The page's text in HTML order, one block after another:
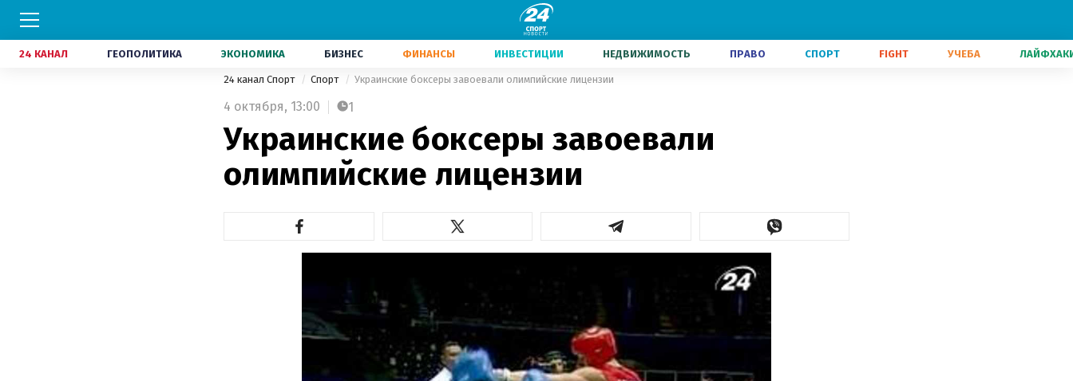
24 КАНАЛ ГЕОПОЛИТИКА ЭКОНОМИКА БИЗНЕС ФИНАНСЫ ИНВЕСТИЦИИ НЕДВИЖИМОСТЬ ПРАВО СПОРТ FIGHT УЧЕБА
24 канал Спорт Спорт Украинские боксеры завоевали олимпийские лицензии
4 октября, 13:00 1
Украинские боксеры завоевали
олимпийские лицензии